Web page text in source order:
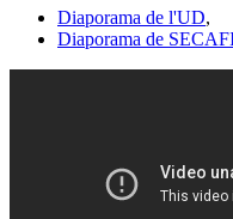
Diaporama de l'UD,
Diaporama de